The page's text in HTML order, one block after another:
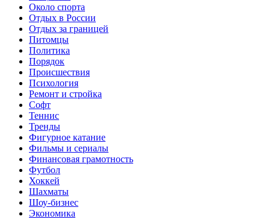
Около спорта
Отдых в России
Отдых за границей
Питомцы
Политика
Порядок
Происшествия
Психология
Ремонт и стройка
Софт
Теннис
Тренды
Фигурное катание
Фильмы и сериалы
Финансовая грамотность
Футбол
Хоккей
Шахматы
Шоу-бизнес
Экономика